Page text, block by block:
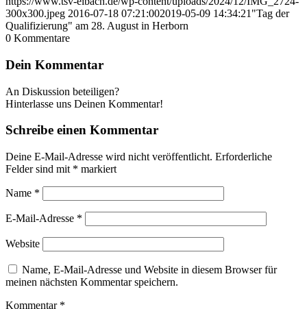
300x300.jpeg 2016-07-18 07:21:002019-05-09 14:34:21 "Tag der
Qualifizierung" am 28. August in Herborn
0 Kommentare
Dein Kommentar
An Diskussion beteiligen?
Hinterlasse uns Deinen Kommentar!
Schreibe einen Kommentar
Deine E-Mail-Adresse wird nicht veröffentlicht. Erforderliche
Felder sind mit * markiert
Name *
E-Mail-Adresse *
Website
Name, E-Mail-Adresse und Website in diesem Browser für
meinen nächsten Kommentar speichern.
Kommentar *